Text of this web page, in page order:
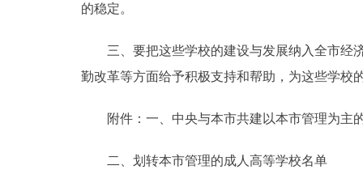
走进北京
北京概况
绿色北京
的稳定。
三、要把这些学校的建设与发展纳入全市经济
勤改革等方面给予积极支持和帮助，为这些学校
附件：一、中央与本市共建以本市管理为主
二、划转本市管理的成人高等学校名单